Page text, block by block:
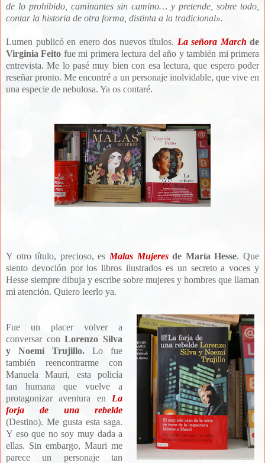
de lo prohibido, caminantes sin camino… y pretende, sobre todo,
contar la historia de otra forma, distinta a la tradicional».
Lumen publicó en enero dos nuevos títulos. La señora March de
Virginia Feito fue mi primera lectura del año y también mi primera
entrevista. Me lo pasé muy bien con esa lectura, que espero poder
reseñar pronto. Me encontré a un personaje inolvidable, que vive en
una especie de nebulosa. Ya os contaré.
Y otro título, precioso, es Malas Mujeresde María Hesse. Que
siento devoción por los libros ilustrados es un secreto a voces y
Hesse siempre dibuja y escribe sobre mujeres y hombres que llaman
mi atención. Quiero leerlo ya.
Fue un placer volver a
conversar conLorenzo Silva
y Noemí Trujillo. Lo fue
también reencontrarme con
Manuela Mauri, esta policía
tan humana que vuelve a
protagonizar aventura en La
forja de una rebelde
(Destino). Me gusta esta saga.
Y eso que no soy muy dada a
ellas. Sin embargo, Mauri me
parece un personaje tan